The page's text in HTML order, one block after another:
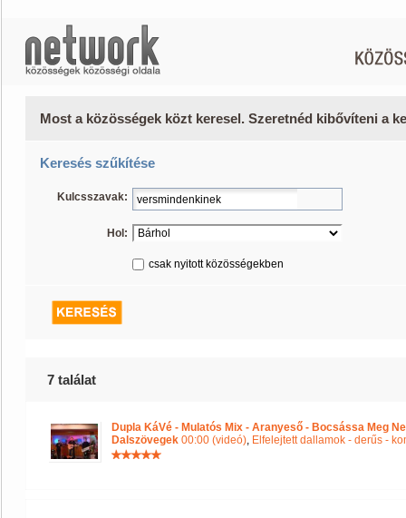
Most a közösségek közt keresel. Szeretnéd kibővíteni a
Keresés szűkítése
Kulcsszavak:
Hol:
csak nyitott közösségekben
7 találat
Dupla KáVé - Mulatós Mix - Aranyeső - Bocsássa Meg
Dalszövegek 00:00 (videó), Elfelejtett dallamok - derűs -